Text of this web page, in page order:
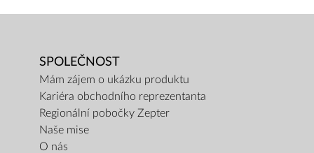
SPOLEČNOST
Mám zájem o ukázku produktu
Kariéra obchodního reprezentanta
Regionální pobočky Zepter
Naše mise
O nás